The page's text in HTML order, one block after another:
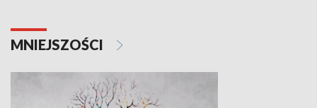
MNIEJSZOŚCI